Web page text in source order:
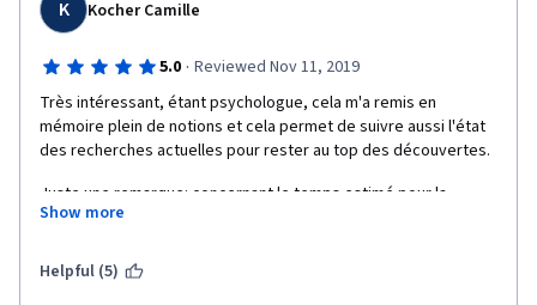
K Kocher Camille
5.0 · Reviewed Nov 11, 2019
Très intéressant, étant psychologue, cela m'a remis en
mémoire plein de notions et cela permet de suivre aussi l'état
des recherches actuelles pour rester au top des découvertes.
Juste une remarque: concernant le temps estimé pour la
lecture des documents, il me semble sous évalué comparé au
pages.
Show more
Helpful (5)